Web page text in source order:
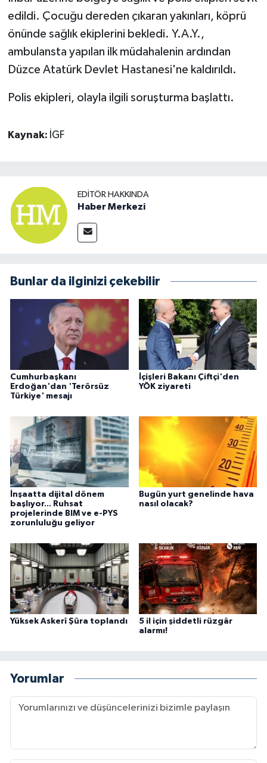
edildi. Çocuğu dereden çıkaran yakınları, köprü
önünde sağlık ekiplerini bekledi. Y.A.Y.,
ambulansta yapılan ilk müdahalenin ardından
Düzce Atatürk Devlet Hastanesi'ne kaldırıldı.
Polis ekipleri, olayla ilgili soruşturma başlattı.
Kaynak: İGF
EDITÖR HAKKINDA
Haber Merkezi
Bunlar da ilginizi çekebilir
Cumhurbaşkanı
Erdoğan'dan 'Terörsüz
Türkiye' mesajı
İçişleri Bakanı Çiftçi'den
YÖK ziyareti
İnşaatta dijital dönem
başlıyor... Ruhsat
projelerinde BIM ve e-PYS
zorunluluğu geliyor
Bugün yurt genelinde hava
nasıl olacak?
Yüksek Askerî Şûra toplandı
5 il için şiddetli rüzgâr
alarmı!
Yorumlar